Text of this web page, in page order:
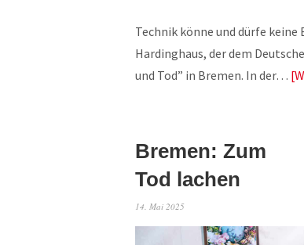
Technik könne und dürfe
Hardinghaus, der dem
und Tod” in Bremen. In der…
Bremen: Zum
Tod lachen
14. Mai 2025